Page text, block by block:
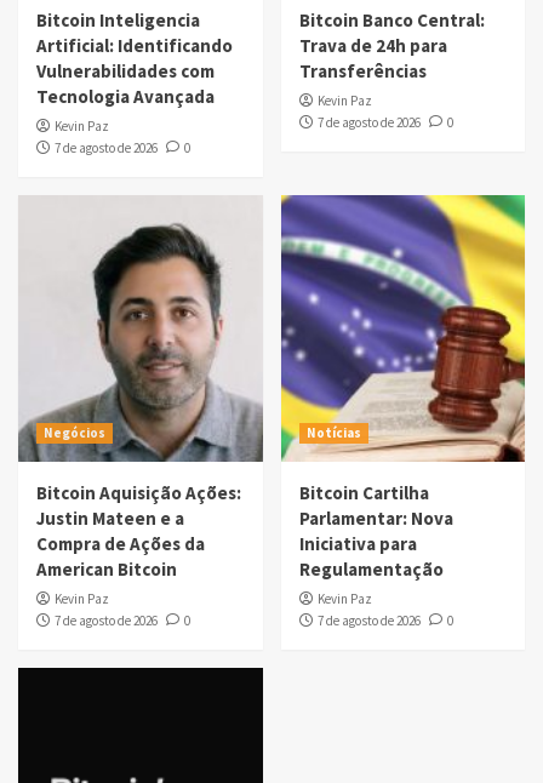
Bitcoin Inteligencia
Artificial: Identificando
Vulnerabilidades com
Tecnologia Avançada
Kevin Paz
7 de agosto de 2026
0
Bitcoin Banco Central:
Trava de 24h para
Transferências
Kevin Paz
7 de agosto de 2026
0
Negócios
Bitcoin Aquisição Ações:
Justin Mateen e a
Compra de Ações da
American Bitcoin
Kevin Paz
7 de agosto de 2026
0
Notícias
Bitcoin Cartilha
Parlamentar: Nova
Iniciativa para
Regulamentação
Kevin Paz
7 de agosto de 2026
0